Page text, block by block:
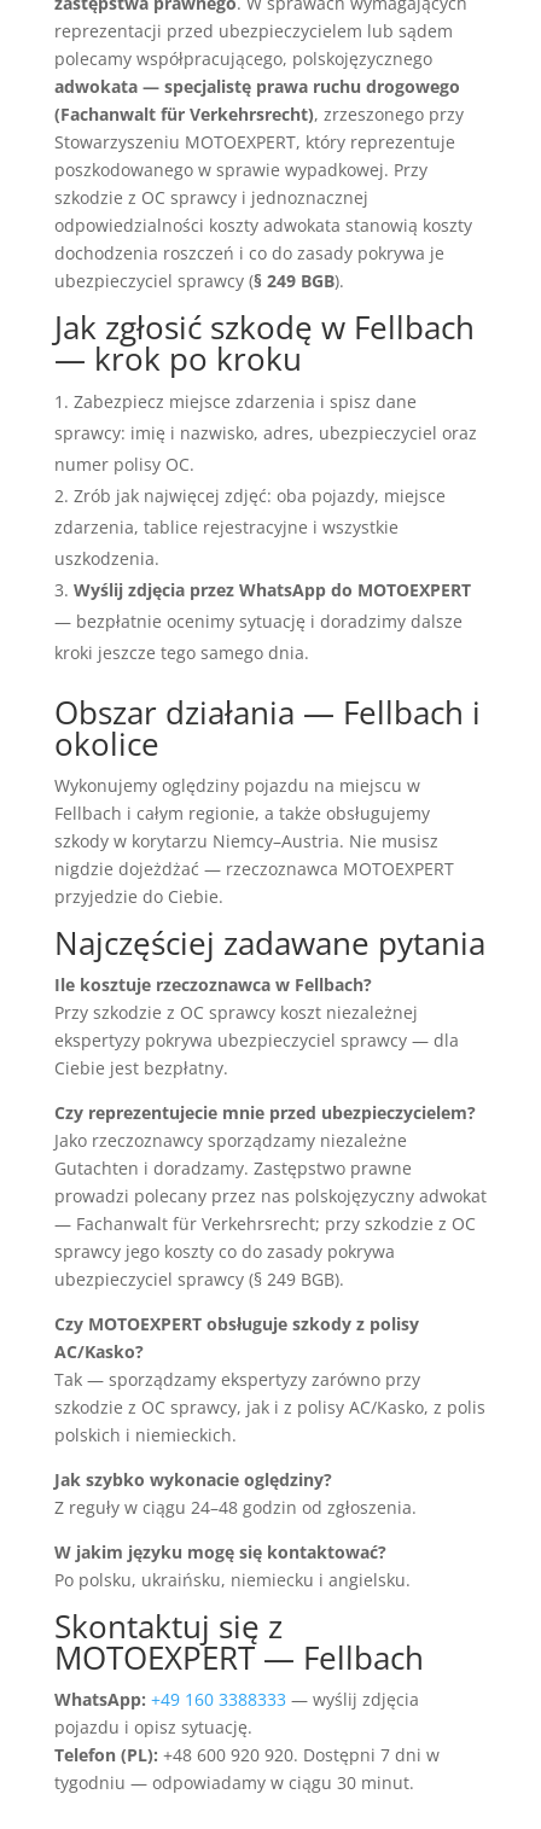
reprezentacji przed ubezpieczycielem lub sądem
polecamy współpracującego, polskojęzycznego
adwokata — specjalistę prawa ruchu drogowego
(Fachanwalt für Verkehrsrecht), zrzeszonego przy
Stowarzyszeniu MOTOEXPERT, który reprezentuje
poszkodowanego w sprawie wypadkowej. Przy
szkodzie z OC sprawcy i jednoznacznej
odpowiedzialności koszty adwokata stanowią koszty
dochodzenia roszczeń i co do zasady pokrywa je
ubezpieczyciel sprawcy (§ 249 BGB).
Jak zgłosić szkodę w Fellbach
— krok po kroku
Zabezpiecz miejsce zdarzenia i spisz dane
sprawcy: imię i nazwisko, adres, ubezpieczyciel oraz
numer polisy OC.
Zrób jak najwięcej zdjęć: oba pojazdy, miejsce
zdarzenia, tablice rejestracyjne i wszystkie
uszkodzenia.
Wyślij zdjęcia przez WhatsApp do MOTOEXPERT
— bezpłatnie ocenimy sytuację i doradzimy dalsze
kroki jeszcze tego samego dnia.
Obszar działania — Fellbach i
okolice
Wykonujemy oględziny pojazdu na miejscu w
Fellbach i całym regionie, a także obsługujemy
szkody w korytarzu Niemcy–Austria. Nie musisz
nigdzie dojeżdżać — rzeczoznawca MOTOEXPERT
przyjedzie do Ciebie.
Najczęściej zadawane pytania
Ile kosztuje rzeczoznawca w Fellbach?
Przy szkodzie z OC sprawcy koszt niezależnej
ekspertyzy pokrywa ubezpieczyciel sprawcy — dla
Ciebie jest bezpłatny.
Czy reprezentujecie mnie przed ubezpieczycielem?
Jako rzeczoznawcy sporządzamy niezależne
Gutachten i doradzamy. Zastępstwo prawne
prowadzi polecany przez nas polskojęzyczny adwokat
— Fachanwalt für Verkehrsrecht; przy szkodzie z OC
sprawcy jego koszty co do zasady pokrywa
ubezpieczyciel sprawcy (§ 249 BGB).
Czy MOTOEXPERT obsługuje szkody z polisy
AC/Kasko?
Tak — sporządzamy ekspertyzy zarówno przy
szkodzie z OC sprawcy, jak i z polisy AC/Kasko, z polis
polskich i niemieckich.
Jak szybko wykonacie oględziny?
Z reguły w ciągu 24–48 godzin od zgłoszenia.
W jakim języku mogę się kontaktować?
Po polsku, ukraińsku, niemiecku i angielsku.
Skontaktuj się z
MOTOEXPERT — Fellbach
WhatsApp: +49 160 3388333 — wyślij zdjęcia
pojazdu i opisz sytuację.
Telefon (PL): +48 600 920 920. Dostępni 7 dni w
tygodniu — odpowiadamy w ciągu 30 minut.